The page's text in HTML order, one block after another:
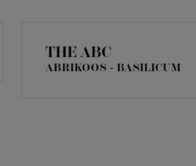
THE ABC
ABRIKOOS - BASILICUM